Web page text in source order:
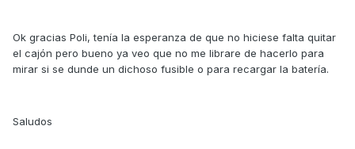
Ok gracias Poli, tenía la esperanza de que no hiciese falta quitar
el cajón pero bueno ya veo que no me librare de hacerlo para
mirar si se dunde un dichoso fusible o para recargar la batería.
Saludos